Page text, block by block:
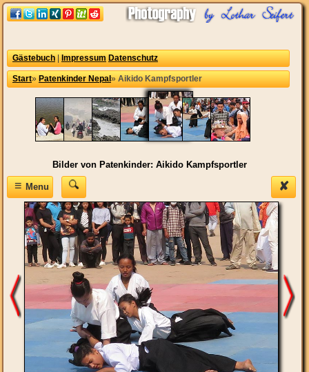
Gästebuch Impressum Datenschutz
Start» Patenkinder Nepal » Aikido Kampfsportler
Bilder von Patenkinder: Aikido Kampfsportler
✘
≡Menu